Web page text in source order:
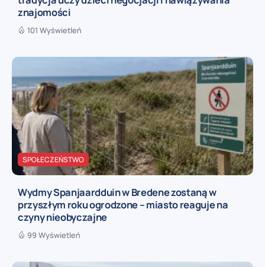
znajomości
101 Wyświetleń
SPOŁECZEŃSTWO
Wydmy Spanjaardduin w Bredene zostaną w
przyszłym roku ogrodzone – miasto reaguje na
czyny nieobyczajne
99 Wyświetleń